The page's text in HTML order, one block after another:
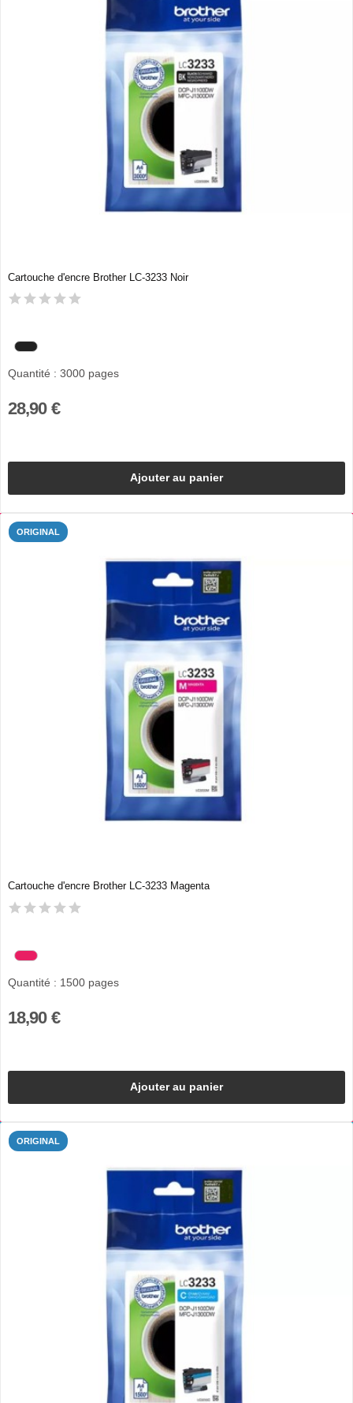
Cartouche d'encre Brother LC-3233 Noir
Quantité : 3000 pages
28,90 €
Ajouter au panier
ORIGINAL
Cartouche d'encre Brother LC-3233 Magenta
Quantité : 1500 pages
18,90 €
Ajouter au panier
ORIGINAL